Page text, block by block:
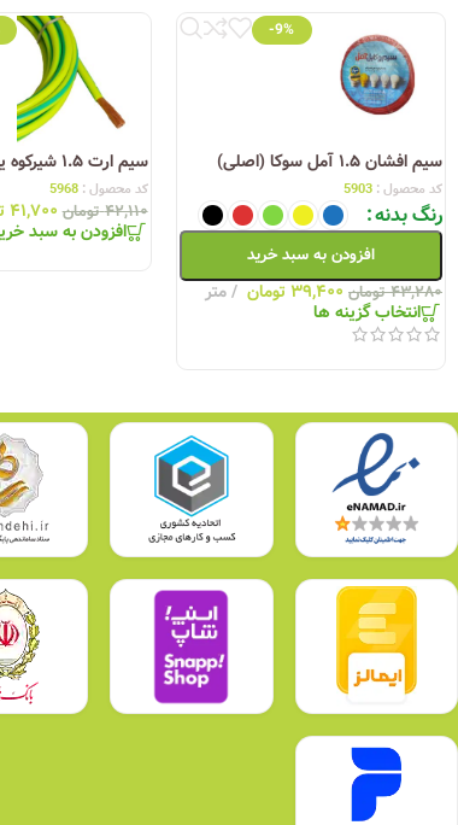
-9%
سیم افشان ۱.۵ آمل سوکا (اصلی)
کد محصول : 5903
رنگ بدنه
افزودن به سبد خرید
۴۳,۲۸۰ تومان ۳۹,۴۰۰ تومان متر
انتخاب گزینه ها
سیم ارت ۱.۵ شیرکوه یزد
کد محصول :5968
۴۲,۱۱۰ تومان ۴۱,۷۰۰
افزودن به سبد